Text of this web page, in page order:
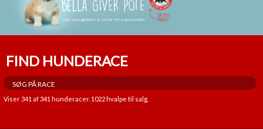
FIND HUNDERACE
Viser341 af341 hunderacer. 1022hvalpe til salg.